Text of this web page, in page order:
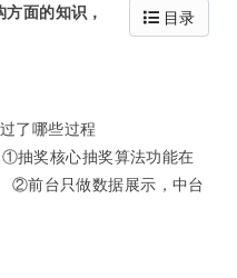
目录
面的知识，
了哪些过程
抽奖核心抽奖算法功能在
②前台只做数据展示，中台